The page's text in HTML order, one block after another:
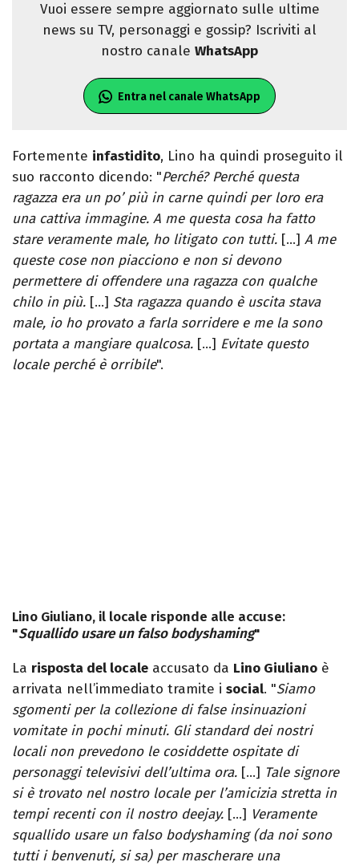
Vuoi essere sempre aggiornato sulle ultime
news su TV, personaggi e gossip? Iscriviti al
nostro canale WhatsApp
Entra nel canale WhatsApp
Fortemente infastidito, Lino ha quindi proseguito il
suo racconto dicendo: "Perché? Perché questa
ragazza era un po’ più in carne quindi per loro era
una cattiva immagine. A me questa cosa ha fatto
stare veramente male, ho litigato con tutti. […] A me
queste cose non piacciono e non si devono
permettere di offendere una ragazza con qualche
chilo in più. […] Sta ragazza quando è uscita stava
male, io ho provato a farla sorridere e me la sono
portata a mangiare qualcosa. […] Evitate questo
locale perché è orribile".
Lino Giuliano, il locale risponde alle accuse:
"Squallido usare un falso bodyshaming"
La risposta del locale accusato da Lino Giuliano è
arrivata nell’immediato tramite i social. "Siamo
sgomenti per la collezione di false insinuazioni
vomitate in pochi minuti. Gli standard dei nostri
locali non prevedono le cosiddette ospitate di
personaggi televisivi dell’ultima ora. […] Tale signore
si è trovato nel nostro locale per l’amicizia stretta in
tempi recenti con il nostro deejay. […] Veramente
squallido usare un falso bodyshaming (da noi sono
tutti i benvenuti, si sa) per mascherare una